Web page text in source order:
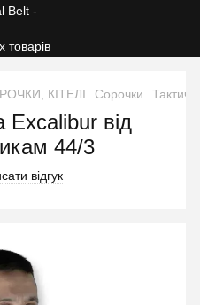
КІТЕЛІ Сорочки
Excalibur від
44/3
відгук